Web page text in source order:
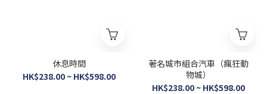
休息時間
HK$238.00 ~ HK$598.00
著名城市組合汽車（瘋狂動
物城）
HK$238.00 ~ HK$598.00